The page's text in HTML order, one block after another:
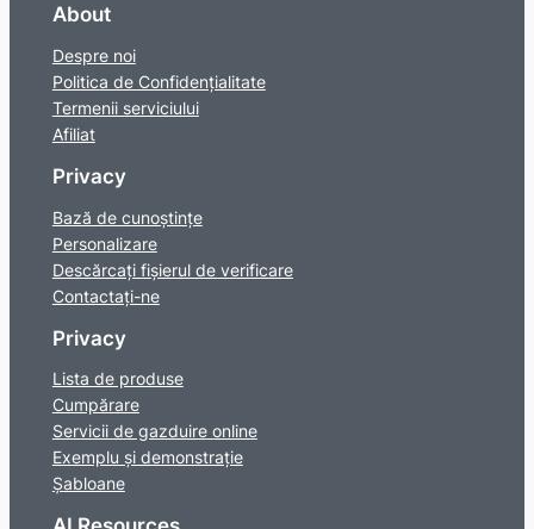
About
Despre noi
Politica de Confidențialitate
Termenii serviciului
Afiliat
Privacy
Bază de cunoștințe
Personalizare
Descărcați fișierul de verificare
Contactaţi-ne
Privacy
Lista de produse
Cumpărare
Servicii de gazduire online
Exemplu și demonstrație
Șabloane